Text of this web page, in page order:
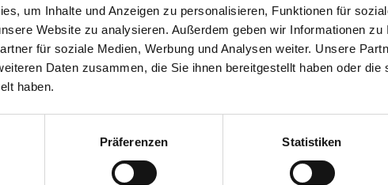
um Inhalte und Anzeigen zu personalisieren, Funktionen für
Website zu analysieren. Außerdem geben wir Informationen zu
für soziale Medien, Werbung und Analysen weiter. Unsere
Daten zusammen, die Sie ihnen bereitgestellt haben oder
haben.
Präferenzen Statistiken